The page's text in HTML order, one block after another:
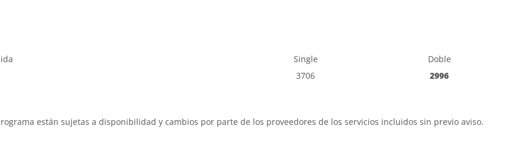
Single
Doble
3706 2996
están sujetas a disponibilidad y cambios por parte de los proveedores de los servicios incluidos sin previo aviso.